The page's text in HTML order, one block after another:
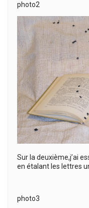
photo2
Sur la deuxième,j’ai
en étalant les lettres
photo3